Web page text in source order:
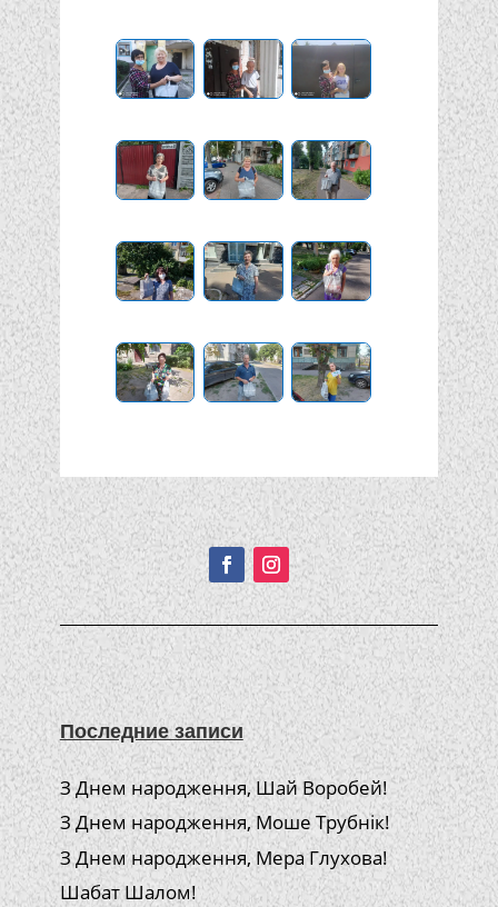
Подписывайтесь!
Последние записи
З Днем народження, Шай Воробей!
З Днем народження, Моше Трубнік!
З Днем народження, Мера Глухова!
Шабат Шалом!